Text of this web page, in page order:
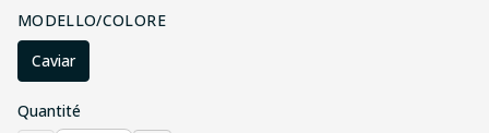
MODELLO/COLORE
Caviar
Quantité